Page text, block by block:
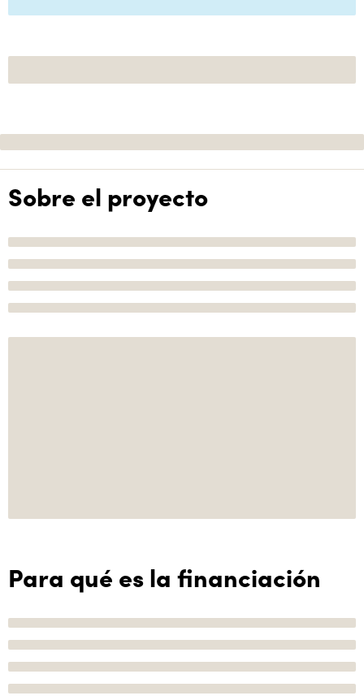
Sobre el proyecto
Para qué es la financiación